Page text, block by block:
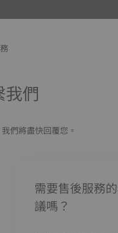
我們
們將盡快回覆您。
需要售後服務
議嗎？